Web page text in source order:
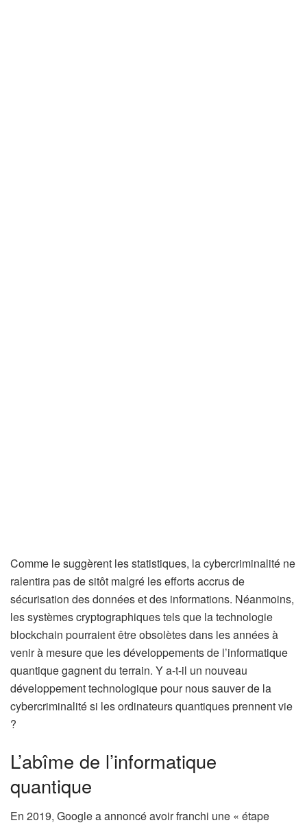
Comme le suggèrent les statistiques, la cybercriminalité ne
ralentira pas de sitôt malgré les efforts accrus de
sécurisation des données et des informations. Néanmoins,
les systèmes cryptographiques tels que la technologie
blockchain pourraient être obsolètes dans les années à
venir à mesure que les développements de l’informatique
quantique gagnent du terrain. Y a-t-il un nouveau
développement technologique pour nous sauver de la
cybercriminalité si les ordinateurs quantiques prennent vie
?
L’abîme de l’informatique
quantique
En 2019, Google a annoncé avoir franchi une « étape